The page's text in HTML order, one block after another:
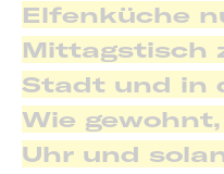
Elfenküche
Mittagstisch
Stadt und in
Wie
Uhr und